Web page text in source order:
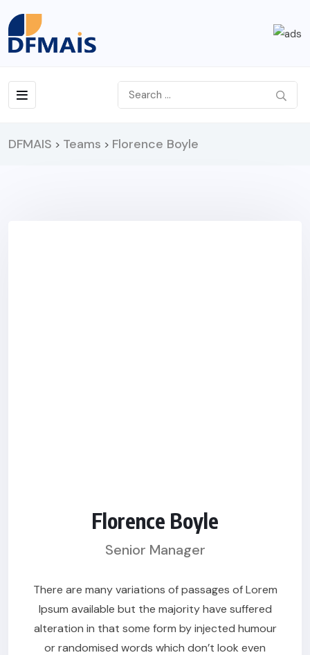
DFMAIS > Teams > Florence Boyle
Florence Boyle
Senior Manager
There are many variations of passages of Lorem
Ipsum available but the majority have suffered
alteration in that some form by injected humour
or randomised words which don’t look even